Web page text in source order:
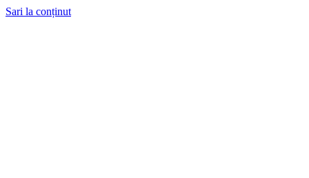
Sari la conținut